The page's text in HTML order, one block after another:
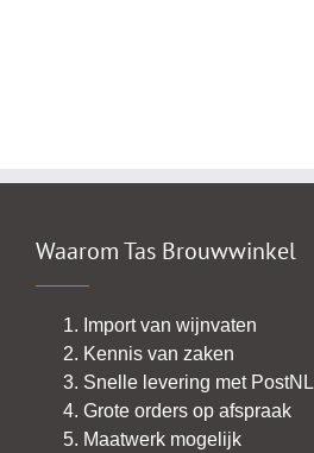
Waarom Tas Brouwwinkel
Import van wijnvaten
Kennis van zaken
Snelle levering met PostNL
Grote orders op afspraak
Maatwerk mogelijk